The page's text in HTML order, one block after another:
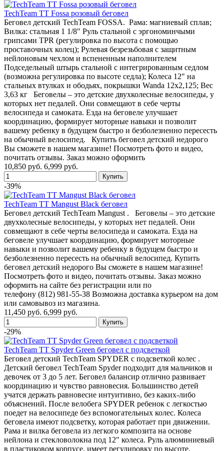
TechTeam TT Fossa розовый беговел
Беговел детский TechTeam FOSSA. Рама: магниевый сплав;
Вилка: стальная 1 1/8" Руль стальной с эргономинчыми
грипсами TPR (регулировка по высота с помощью
проставочных колец); Рулевая безрезьбовая с защитным
нейлоновым чехлом и вспененным наполнителем
Подседельный штырь стальной с интегрированным седлом
(возможна регулировка по высоте седла); Колеса 12" на
стальных втулках и ободьях, покрышки Wanda 12x2,125; Вес
3,63 кг Беговелы – это детские двухколесные велосипеды, у
которых нет педалей. Они совмещают в себе черты
велосипеда и самоката. Езда на беговеле улучшает
координацию, формирует моторные навыки и позволит
вашему ребенку в будущем быстро и безболезненно пересесть
на обычный велосипед. Купить беговел детский недорого
Вы сможете в нашем магазине! Посмотреть фото и видео,
почитать отзывы. Заказ можно оформить
10,850 руб. 6,999 руб.
-39%
TechTeam TT Mangust Black беговел
Беговел детский TechTeam Mangust . Беговелы – это детские
двухколесные велосипеды, у которых нет педалей. Они
совмещают в себе черты велосипеда и самоката. Езда на
беговеле улучшает координацию, формирует моторные
навыки и позволит вашему ребенку в будущем быстро и
безболезненно пересесть на обычный велосипед. Купить
беговел детский недорого Вы сможете в нашем магазине!
Посмотреть фото и видео, почитать отзывы. Заказ можно
оформить на сайте без регистрации или по
телефону (812) 981-55-38 Возможна доставка курьером на дом
или самовывоз из магазина.
11,450 руб. 6,999 руб.
-29%
TechTeam TT Spyder Green беговел с подсветкой
Беговел детский TechTeam SPYDER с подсветкой колес .
Детский беговел TechTeam Spyder подходит для мальчиков и
девочек от 3 до 5 лет. Беговел балансир отлично развивает
координацию и чувство равновесия. Большинство детей
учатся держать равновесие интуитивно, без каких-либо
объяснений. После велобега SPYDER ребенок с легкостью
поедет на велосипеде без вспомогательных колес. Колеса
беговела имеют подсветку, которая работает при движении.
Рама и вилка беговела из легкого композита на основе
нейлона и стекловолокна под 12" колеса. Руль алюминиевый
в пластиковом корпусе, имеет регулировку по высоте.